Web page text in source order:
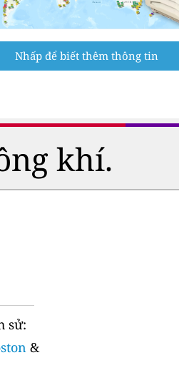
Nhấp để biết thêm thông tin
khí.
sử:
&